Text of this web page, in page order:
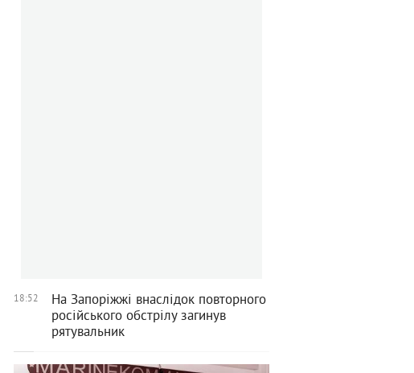
18:52
На Запоріжжі внаслідок повторного
російського обстрілу загинув
рятувальник